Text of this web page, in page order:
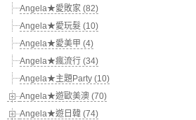
Angela★愛敗家 (82)
Angela★愛玩髮 (10)
Angela★愛美甲 (4)
Angela★瘋流行 (34)
Angela★主題Party (10)
Angela★遊歐美澳 (70)
Angela★遊日韓 (74)